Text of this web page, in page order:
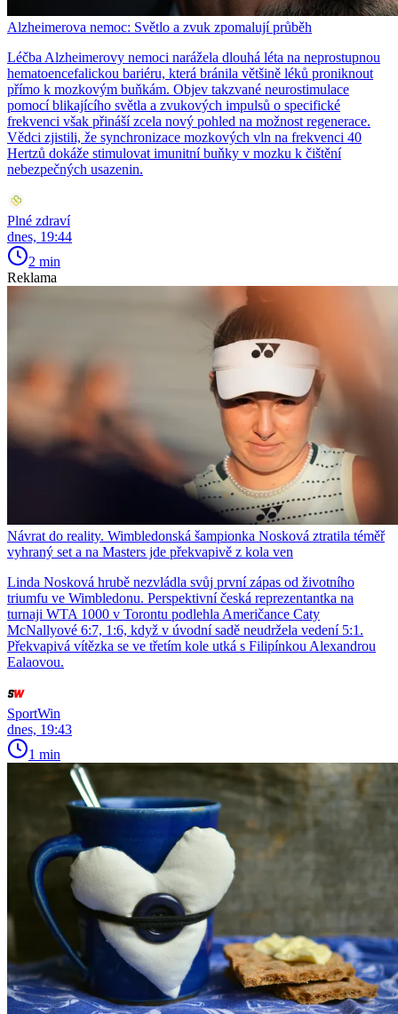
Alzheimerova nemoc: Světlo a zvuk zpomalují průběh
Léčba Alzheimerovy nemoci narážela dlouhá léta na neprostupnou
hematoencefalickou bariéru, která bránila většině léků proniknout
přímo k mozkovým buňkám. Objev takzvané neurostimulace
pomocí blikajícího světla a zvukových impulsů o specifické
frekvenci však přináší zcela nový pohled na možnost regenerace.
Vědci zjistili, že synchronizace mozkových vln na frekvenci 40
Hertzů dokáže stimulovat imunitní buňky v mozku k čištění
nebezpečných usazenin.
Plné zdraví
dnes, 19:44
2 min
Reklama
Návrat do reality. Wimbledonská šampionka Nosková ztratila téměř
vyhraný set a na Masters jde překvapivě z kola ven
Linda Nosková hrubě nezvládla svůj první zápas od životního
triumfu ve Wimbledonu. Perspektivní česká reprezentantka na
turnaji WTA 1000 v Torontu podlehla Američance Caty
McNallyové 6:7, 1:6, když v úvodní sadě neudržela vedení 5:1.
Překvapivá vítězka se ve třetím kole utká s Filipínkou Alexandrou
Ealaovou.
SportWin
dnes, 19:43
1 min